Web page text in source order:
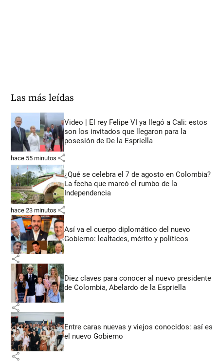
Las más leídas
Video | El rey Felipe VI ya llegó a Cali: estos
son los invitados que llegaron para la
posesión de De la Espriella
hace 55 minutos share
¿Qué se celebra el 7 de agosto en Colombia?
La fecha que marcó el rumbo de la
Independencia
hace 23 minutos share
Así va el cuerpo diplomático del nuevo
Gobierno: lealtades, mérito y políticos
share
Diez claves para conocer al nuevo presidente
de Colombia, Abelardo de la Espriella
share
Entre caras nuevas y viejos conocidos: así es
el nuevo Gobierno
share